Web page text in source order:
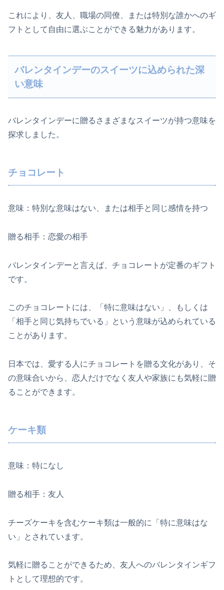
これにより、友人、職場の同僚、または特別な誰かへのギ
フトとして自由に選ぶことができる魅力があります。
バレンタインデーのスイーツに込められた深
い意味
バレンタインデーに贈るさまざまなスイーツが持つ意味を
探求しました。
チョコレート
意味：特別な意味はない、または相手と同じ感情を持つ
贈る相手：恋愛の相手
バレンタインデーと言えば、チョコレートが定番のギフト
です。
このチョコレートには、「特に意味はない」、もしくは
「相手と同じ気持ちでいる」という意味が込められている
ことがあります。
日本では、愛する人にチョコレートを贈る文化があり、そ
の意味合いから、恋人だけでなく友人や家族にも気軽に贈
ることができます。
ケーキ類
意味：特になし
贈る相手：友人
チーズケーキを含むケーキ類は一般的に「特に意味はな
い」とされています。
気軽に贈ることができるため、友人へのバレンタインギフ
トとして理想的です。